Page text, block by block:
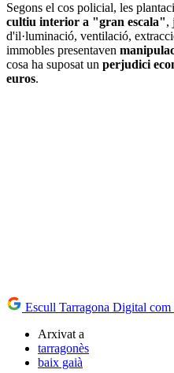
Segons el cos policial, les
cultiu interior a "gran escala",
d'il·luminació, ventilació,
immobles presentaven
cosa ha suposat un perjudici
euros.
Escull Tarragona Digital
Arxivat a
tarragonès
baix gaià